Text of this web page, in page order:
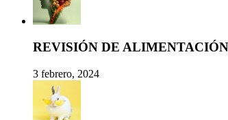
REVISIÓN DE
3 febrero, 2024